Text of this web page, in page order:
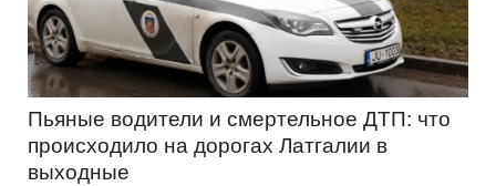
Пьяные водители и смертельное ДТП: что
происходило на дорогах Латгалии в
выходные